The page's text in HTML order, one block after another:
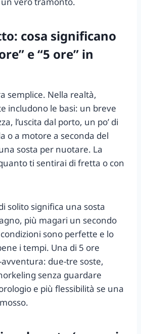
cosa significano
e “5 ore” in
semplice. Nella realtà,
includono le basi: un breve
l’uscita dal porto, un po’ di
o a motore a seconda del
sosta per nuotare. La
ti sentirai di fretta o con
solito significa una sosta
più magari un secondo
sono perfette e lo
i tempi. Una di 5 ore
due-tre soste,
senza guardare
e più flessibilità se una